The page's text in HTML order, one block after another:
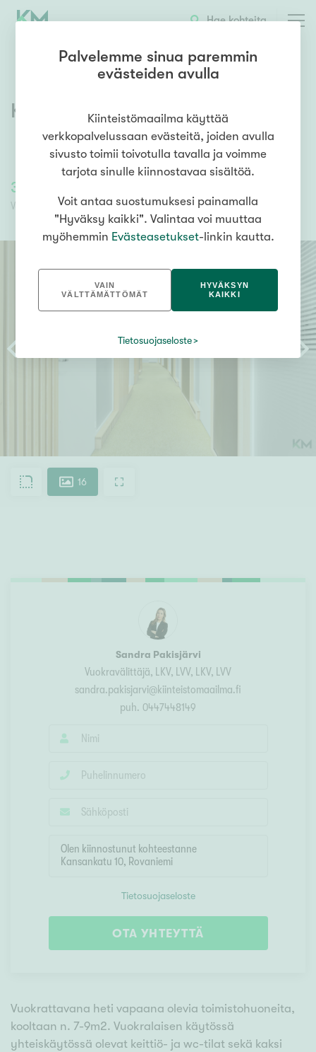
Hae kohteita
Kansankatu 10,Rovaniemi
350,00 €/kk
Vuokra
16
Sandra Pakisjärvi
Vuokravälittäjä, LKV, LVV, LKV, LVV
sandra.pakisjarvi@kiinteistomaailma.fi
puh. 0447448149
Tietosuojaseloste
OTA YHTEYTTÄ
Vuokrattavana heti vapaana olevia toimistohuoneita,
kooltaan n. 7-9m2. Vuokralaisen käytössä
yhteiskäytössä olevat keittiö- ja wc-tilat sekä kaksi
Palvelemme sinua paremmin
evästeiden avulla
Kiinteistömaailma käyttää
verkkopalvelussaan evästeitä, joiden avulla
sivusto toimii toivotulla tavalla ja voimme
tarjota sinulle kiinnostavaa sisältöä.
Voit antaa suostumuksesi painamalla
"Hyväksy kaikki". Valintaa voi muuttaa
myöhemmin Evästeasetukset-linkin kautta.
VAIN
VÄLTTÄMÄTTÖMÄT
HYVÄKSYN
KAIKKI
Tietosuojaseloste